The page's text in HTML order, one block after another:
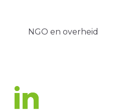
NGO en overheid